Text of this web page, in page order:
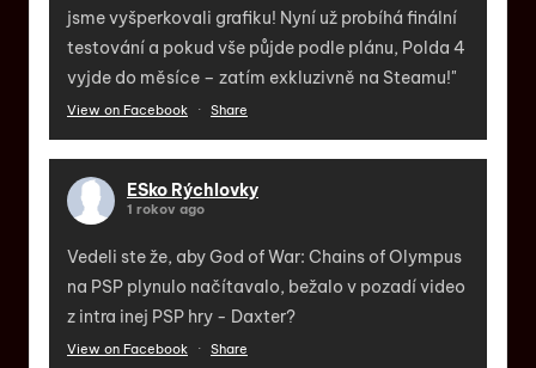
jsme vyšperkovali grafiku! Nyní už probíhá finální
testování a pokud vše půjde podle plánu, Polda 4
vyjde do měsíce – zatím exkluzivně na Steamu!"
View on Facebook · Share
ESko Rýchlovky
1 rokov ago
Vedeli ste že, aby God of War: Chains of Olympus
na PSP plynulo načítavalo, bežalo v pozadí video
z intra inej PSP hry - Daxter?
View on Facebook · Share